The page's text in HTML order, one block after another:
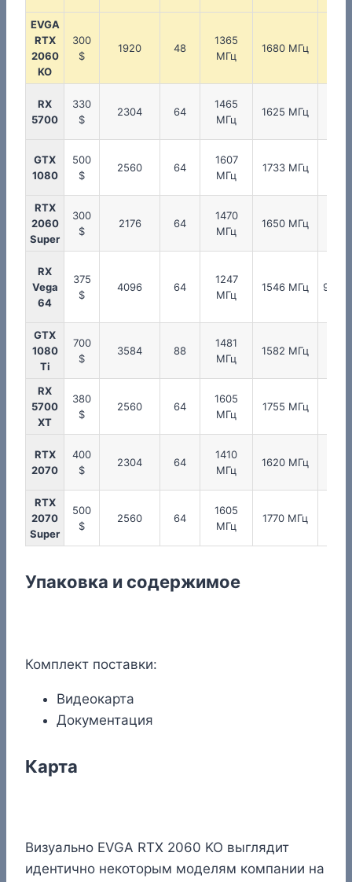
EVGA
RTX
2060
KO
300
$
1920 48
1365
МГц
1680 МГц
RX
5700
330
$
2304 64
1465
МГц
1625 МГц
GTX
1080
500
$
2560 64
1607
МГц
1733 МГц
RTX
2060
Super
300
$
2176 64
1470
МГц
1650 МГц
RX
Vega
64
375
$
4096 64
1247
МГц
1546 МГц 953
GTX
1080
Ti
700
$
3584 88
1481
МГц
1582 МГц
RX
5700
XT
380
$
2560 64
1605
МГц
1755 МГц
RTX
2070
400
$
2304 64
1410
МГц
1620 МГц
RTX
2070
Super
500
$
2560 64
1605
МГц
1770 МГц
Упаковка и содержимое
Комплект поставки:
Видеокарта
Документация
Карта
Визуально EVGA RTX 2060 KO выглядит
идентично некоторым моделям компании на